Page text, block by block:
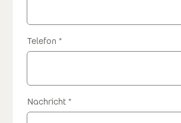
Telefon
Nachricht